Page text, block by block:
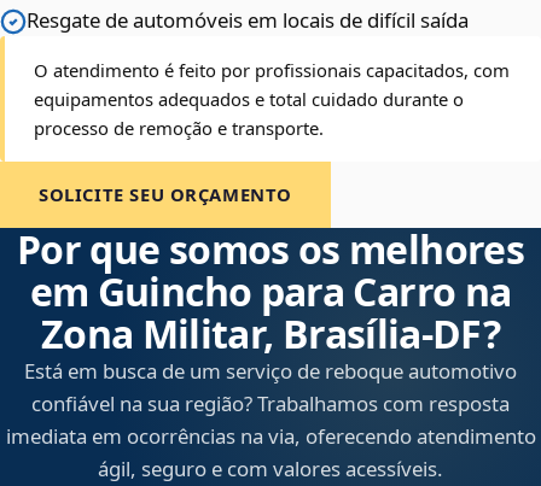
Resgate de automóveis em locais de difícil saída
O atendimento é feito por profissionais capacitados, com
equipamentos adequados e total cuidado durante o
processo de remoção e transporte.
SOLICITE SEU ORÇAMENTO
Por que somos os melhores
em Guincho para Carro na
Zona Militar, Brasília‑DF?
Está em busca de um serviço de reboque automotivo
confiável na sua região? Trabalhamos com resposta
imediata em ocorrências na via, oferecendo atendimento
ágil, seguro e com valores acessíveis.